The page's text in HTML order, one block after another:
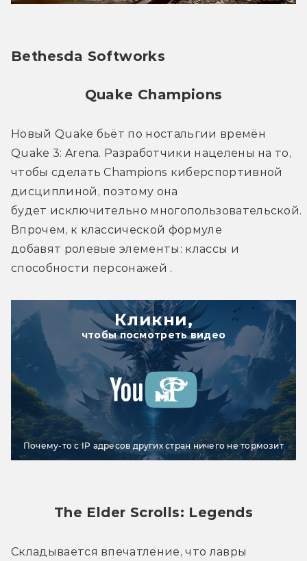
Bethesda Softworks
Quake Champions
Новый Quake бьёт по ностальгии времён
Quake 3: Arena. Разработчики нацелены на то,
чтобы сделать Champions киберспортивной
дисциплиной, поэтому она
будет исключительно многопользовательской.
Впрочем, к классической формуле
добавят ролевые элементы: классы и
способности персонажей .
Кликни,
чтобы посмотреть видео
Почему-то с IP адресов других стран ничего не тормозит
The Elder Scrolls: Legends
Складывается впечатление, что лавры